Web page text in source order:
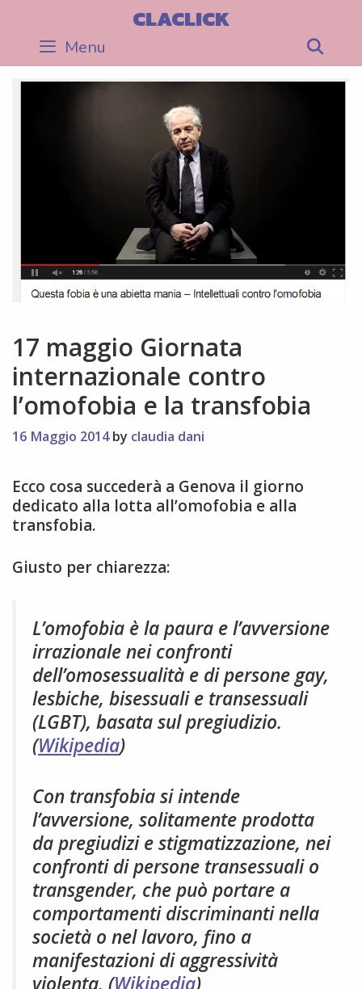
content
CLACLICK
Menu
17 maggio Giornata
internazionale contro
l’omofobia e la transfobia
16 Maggio 2014 by claudia dani
Ecco cosa succederà a Genova il giorno
dedicato alla lotta all’omofobia e alla
transfobia.
Giusto per chiarezza:
L’omofobia è la paura e l’avversione
irrazionale nei confronti
dell’omosessualità e di persone gay,
lesbiche, bisessuali e transessuali
(LGBT), basata sul pregiudizio.
(Wikipedia)
Con transfobia si intende
l’avversione, solitamente prodotta
da pregiudizi e stigmatizzazione, nei
confronti di persone transessuali o
transgender, che può portare a
comportamenti discriminanti nella
società o nel lavoro, fino a
manifestazioni di aggressività
violenta. (Wikipedia)